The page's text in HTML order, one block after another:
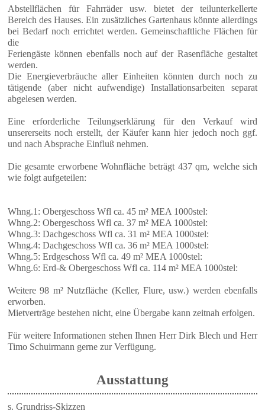
Abstellflächen für Fahrräder usw. bietet der teilunterkellerte
Bereich des Hauses. Ein zusätzliches Gartenhaus könnte allerdings
bei Bedarf noch errichtet werden. Gemeinschaftliche Flächen für
die
Feriengäste können ebenfalls noch auf der Rasenfläche gestaltet
werden.
Die Energieverbräuche aller Einheiten könnten durch noch zu
tätigende (aber nicht aufwendige) Installationsarbeiten separat
abgelesen werden.
Eine erforderliche Teilungserklärung für den Verkauf wird
unsererseits noch erstellt, der Käufer kann hier jedoch noch ggf.
und nach Absprache Einfluß nehmen.
Die gesamte erworbene Wohnfläche beträgt 437 qm, welche sich
wie folgt aufgeteilen:
Whng.1: Obergeschoss Wfl ca. 45 m² MEA 1000stel:
Whng.2: Obergeschoss Wfl ca. 37 m² MEA 1000stel:
Whng.3: Dachgeschoss Wfl ca. 31 m² MEA 1000stel:
Whng.4: Dachgeschoss Wfl ca. 36 m² MEA 1000stel:
Whng.5: Erdgeschoss Wfl ca. 49 m² MEA 1000stel:
Whng.6: Erd-& Obergeschoss Wfl ca. 114 m² MEA 1000stel:
Weitere 98 m² Nutzfläche (Keller, Flure, usw.) werden ebenfalls
erworben.
Mietverträge bestehen nicht, eine Übergabe kann zeitnah erfolgen.
Für weitere Informationen stehen Ihnen Herr Dirk Blech und Herr
Timo Schuirmann gerne zur Verfügung.
Ausstattung
s. Grundriss-Skizzen